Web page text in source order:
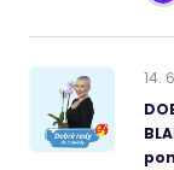
14. 6